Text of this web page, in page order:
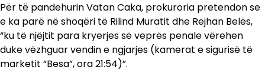
Për të pandehurin Vatan Caka, prokuroria pretendon se
e ka parë në shoqëri të Rilind Muratit dhe Rejhan Belës,
“ku të njëjtit para kryerjes së veprës penale vërehen
duke vëzhguar vendin e ngjarjes (kamerat e sigurisë të
marketit “Besa”, ora 21:54)”.